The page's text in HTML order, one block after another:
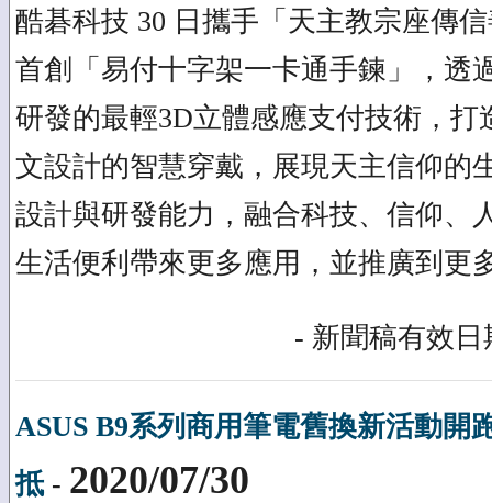
酷碁科技 30 日攜手「天主教宗座傳
首創「易付十字架一卡通手鍊」，透
研發的最輕3D立體感應支付技術，打
文設計的智慧穿戴，展現天主信仰的
設計與研發能力，融合科技、信仰、
生活便利帶來更多應用，並推廣到更
- 新聞稿有效日
ASUS B9系列商用筆電舊換新活動開
抵- 2020/07/30